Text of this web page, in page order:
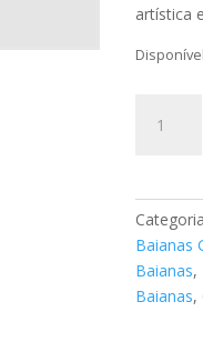
artística
quantidade
Baianas
Baianas,
Baianas,